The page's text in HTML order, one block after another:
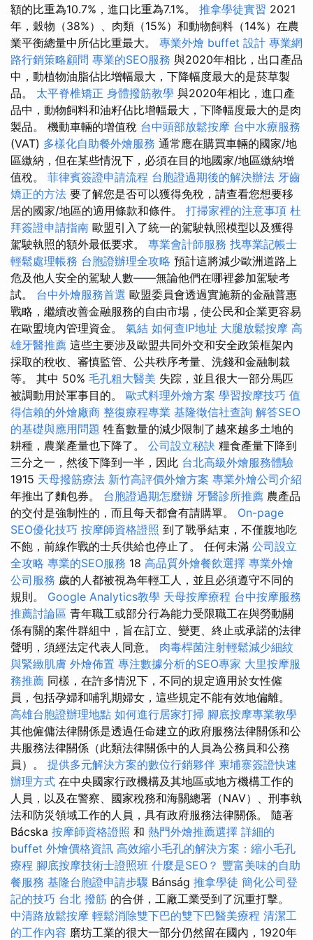
額的比重為10.7%，進口比重為7.1%。 推拿學徒實習 2021
年，穀物（38%）、肉類（15%）和動物飼料（14%）在農
業平衡總量中所佔比重最大。 專業外燴 buffet 設計 專業網
路行銷策略顧問 專業的SEO服務 與2020年相比，出口產品
中，動植物油脂佔比增幅最大，下降幅度最大的是菸草製
品。 太平脊椎矯正 身體撥筋教學 與2020年相比，進口產
品中，動物飼料和油籽佔比增幅最大，下降幅度最大的是肉
製品。 機動車輛的增值稅 台中頭部放鬆按摩 台中水療服務
(VAT) 多樣化自助餐外燴服務 通常應在購買車輛的國家/地
區繳納，但在某些情況下，必須在目的地國家/地區繳納增
值稅。 菲律賓簽證申請流程 台胞證過期後的解決辦法 牙齒
矯正的方法 要了解您是否可以獲得免稅，請查看您想要移
居的國家/地區的適用條款和條件。 打掃家裡的注意事項 杜
拜簽證申請指南 歐盟引入了統一的駕駛執照模型以及獲得
駕駛執照的額外最低要求。 專業會計師服務 找專業記帳士
輕鬆處理帳務 台胞證辦理全攻略 預計這將減少歐洲道路上
危及他人安全的駕駛人數——無論他們在哪裡參加駕駛考
試。 台中外燴服務首選 歐盟委員會透過實施新的金融普惠
戰略，繼續改善金融服務的自由市場，使公民和企業更容易
在歐盟境內管理資金。 氣結 如何查IP地址 大腿放鬆按摩 高
雄牙醫推薦 這些主要涉及歐盟共同外交和安全政策框架內
採取的稅收、審慎監管、公共秩序考量、洗錢和金融制裁
等。 其中 50% 毛孔粗大醫美 失踪，並且很大一部分馬匹
被調動用於軍事目的。 歐式料理外燴方案 學習按摩技巧 值
得信賴的外燴廠商 整復療程專業 基隆徵信社查詢 解答SEO
的基礎與應用問題 牲畜數量的減少限制了越來越多土地的
耕種，農業產量也下降了。 公司設立秘訣 糧食產量下降到
三分之一，然後下降到一半，因此 台北高級外燴服務體驗
1915 天母撥筋療法 新竹高評價外燴方案 專業外燴公司介紹
年推出了麵包券。 台胞證過期怎麼辦 牙醫診所推薦 農產品
的交付是強制性的，而且每天都會有請購單。 On-page
SEO優化技巧 按摩師資格證照 到了戰爭結束，不僅腹地吃
不飽，前線作戰的士兵供給也停止了。 任何未滿 公司設立
全攻略 專業的SEO服務 18 高品質外燴餐飲選擇 專業外燴
公司服務 歲的人都被視為年輕工人，並且必須遵守不同的
規則。 Google Analytics教學 天母按摩療程 台中按摩服務
推薦討論區 青年職工或部分行為能力受限職工在與勞動關
係有關的案件群組中，旨在訂立、變更、終止或承諾的法律
聲明，須經法定代表人同意。 肉毒桿菌注射輕鬆減少細紋
與緊緻肌膚 外燴佈置 專注數據分析的SEO專家 大里按摩服
務推薦 同樣，在許多情況下，不同的規定適用於女性僱
員，包括孕婦和哺乳期婦女，這些規定不能有效地偏離。
高雄台胞證辦理地點 如何進行居家打掃 腳底按摩專業教學
其他僱傭法律關係是透過任命建立的政府服務法律關係和公
共服務法律關係（此類法律關係中的人員為公務員和公務
員）。 提供多元解決方案的數位行銷夥伴 柬埔寨簽證快速
辦理方式 在中央國家行政機構及其地區或地方機構工作的
人員，以及在警察、國家稅務和海關總署（NAV）、刑事執
法和防災領域工作的人員，具有政府服務法律關係。 隨著
Bácska 按摩師資格證照 和 熱門外燴推薦選擇 詳細的
buffet 外燴價格資訊 高效縮小毛孔的解決方案：縮小毛孔
療程 腳底按摩技術士證照班 什麼是SEO？ 豐富美味的自助
餐服務 基隆台胞證申請步驟 Bánság 推拿學徒 簡化公司登
記的技巧 台北 撥筋 的合併，工廠工業受到了沉重打擊。
中清路放鬆按摩 輕鬆消除雙下巴的雙下巴醫美療程 清潔工
的工作內容 磨坊工業的很大一部分仍然留在國內，1920年